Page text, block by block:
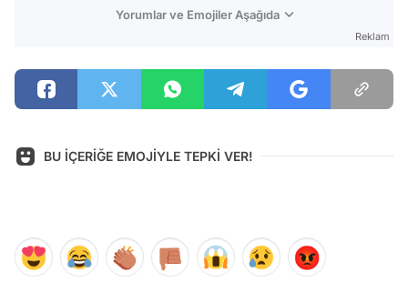
Yorumlar ve Emojiler Aşağıda
Reklam
BU İÇERİĞE EMOJİYLE TEPKİ VER!